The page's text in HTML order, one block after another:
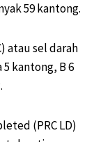
59 kantong.
atau sel darah
kantong, B 6
(PRC LD)